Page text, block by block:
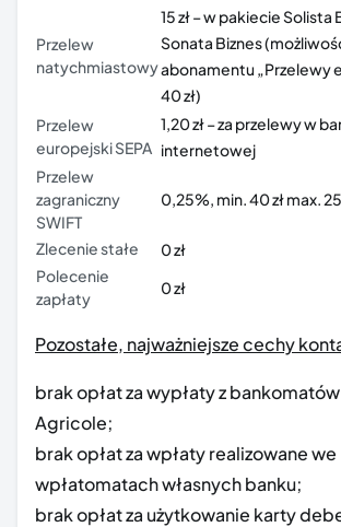
Przelew
natychmiastowy
15 zł – w pakiecie Solista
Sonata Biznes
abonamentu „Przelewy
40 zł)
Przelew
europejski SEPA
1,20 zł – za przelewy w
internetowej
Przelew
zagraniczny
SWIFT
0,25%, min. 40 zł max.
Zlecenie stałe
0 zł
Polecenie
zapłaty
0 zł
Pozostałe, najważniejsze cechy
brak opłat za wypłaty z
Agricole;
brak opłat za wpłaty realizowane we
wpłatomatach własnych banku;
brak opłat za użytkowanie karty